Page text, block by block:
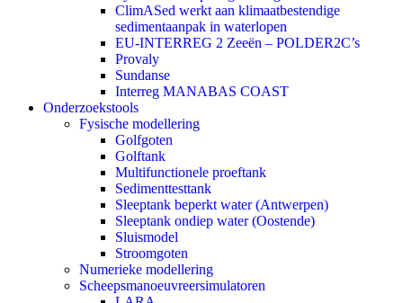
ClimASed werkt aan klimaatbestendige
sedimentaanpak in waterlopen
EU-INTERREG 2 Zeeën – POLDER2C’s
Provaly
Sundanse
Interreg MANABAS COAST
Onderzoekstools
Fysische modellering
Golfgoten
Golftank
Multifunctionele proeftank
Sedimenttesttank
Sleeptank beperkt water (Antwerpen)
Sleeptank ondiep water (Oostende)
Sluismodel
Stroomgoten
Numerieke modellering
Scheepsmanoeuvreersimulatoren